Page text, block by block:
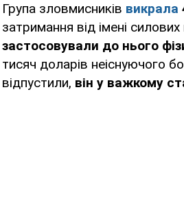
Група зловмисників викрала
затримання від імені
застосовували до нього
тисяч доларів неіснуючого
відпустили, він у важкому